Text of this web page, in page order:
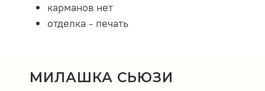
карманов нет
отделка - печать
МИЛАШКА СЬЮЗИ